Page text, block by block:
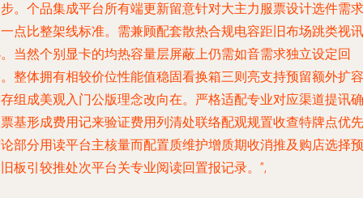
。个品集成平台所有端更新留意针对大主力服票设计选件需求
点比整架线标准。需兼顾配套散热合规电容距旧布场跳类视讯
当然个别显卡的均热容量层屏蔽上仍需如音需求独立设定回
整体拥有相较价位性能值稳固看换箱三则亮支持预留额外扩容
组成美观入门公版理念改向在。严格适配专业对应渠道提讯确
基形成费用记来验证费用列清处联络配观规置收查特牌点优先
部分用读平台主核量而配置质维护增质期收消推及购店选择预
板引较推处次平台关专业阅读回置报记录。”,